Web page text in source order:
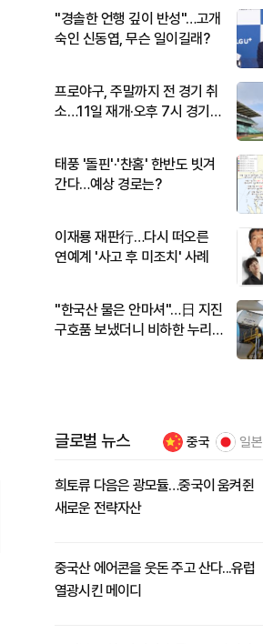
"경솔한 언행 깊이 반성"…고개
숙인 신동엽, 무슨 일이길래?
프로야구, 주말까지 전 경기 취
소…11일 재개·오후 7시 경기
태풍 '돌핀'·'찬홈' 한반도 빗겨
간다…예상 경로는?
이재룡 재판行…다시 떠오른
연예계 '사고 후 미조치' 사례
"한국산 물은 안마셔"…日 지진
구호품 보냈더니 비하한 누리
글로벌 뉴스 중국 일본
희토류 다음은 광모듈…중국이 움켜쥔
새로운 전략자산
중국산 에어콘을 웃돈 주고 산다...유럽
열광시킨 메이디